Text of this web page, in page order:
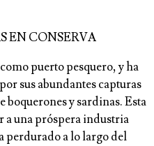
EN CONSERVA
puerto pesquero, y ha
sus abundantes capturas
boquerones y sardinas. Esta
una próspera industria
perdurado a lo largo del